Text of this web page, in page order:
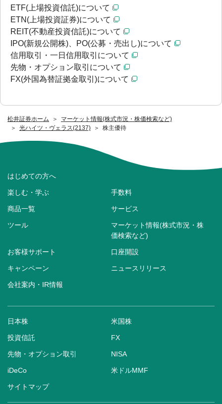
松井証券ホーム
マーケット情報(株式市況・株価検索など)
光ハイツ・ヴェラス(2137)
株主優待
ETF(上場投資信託)について
ETN(上場投資証券)について
REIT(不動産投資信託)について
IPO(新規公開株)、PO(公募・売出し)について
信用取引・一日信用取引について
先物・オプション取引について
FX(外国為替証拠金取引)について
はじめての方へ
楽しむ・学ぶ 手数料
商品一覧 サービス
ツール
マーケット情報(株式市況・株
価検索など)
お客様サポート 口座開設
キャンペーン ニュースリリース
会社案内・IR情報
日本株 米国株
投資信託 FX
先物・オプション取引 NISA
iDeCo 米ドルMMF
サイトマップ